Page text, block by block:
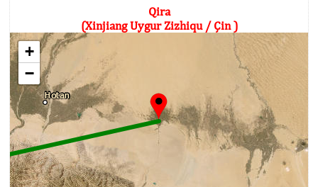
Qira
(Xinjiang Uygur Zizhiqu / Çin )
+
−